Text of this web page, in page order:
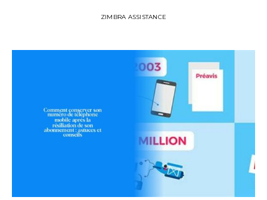
ZIMBRA ASSISTANCE